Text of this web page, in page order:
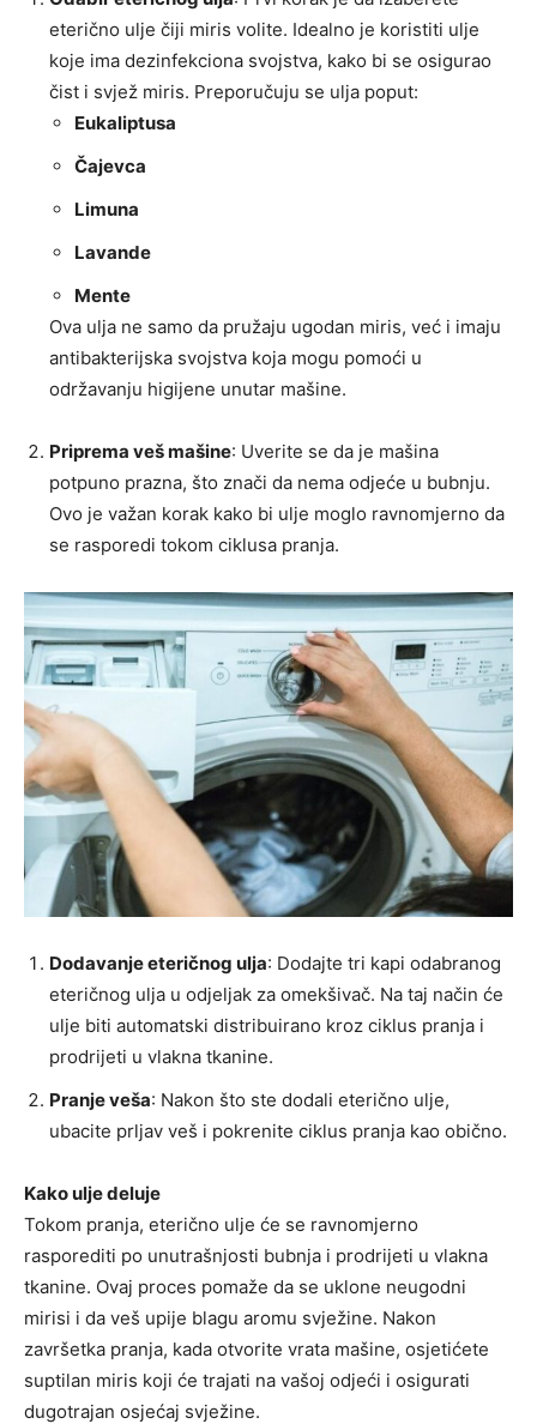
eterično ulje čiji miris volite. Idealno je koristiti ulje
koje ima dezinfekciona svojstva, kako bi se osigurao
čist i svjež miris. Preporučuju se ulja poput:
Eukaliptusa
Čajevca
Limuna
Lavande
Mente
Ova ulja ne samo da pružaju ugodan miris, već i imaju
antibakterijska svojstva koja mogu pomoći u
održavanju higijene unutar mašine.
Priprema veš mašine: Uverite se da je mašina
potpuno prazna, što znači da nema odjeće u bubnju.
Ovo je važan korak kako bi ulje moglo ravnomjerno da
se rasporedi tokom ciklusa pranja.
Dodavanje eteričnog ulja: Dodajte tri kapi odabranog
eteričnog ulja u odjeljak za omekšivač. Na taj način će
ulje biti automatski distribuirano kroz ciklus pranja i
prodrijeti u vlakna tkanine.
Pranje veša: Nakon što ste dodali eterično ulje,
ubacite prljav veš i pokrenite ciklus pranja kao obično.
Kako ulje deluje
Tokom pranja, eterično ulje će se ravnomjerno
rasporediti po unutrašnjosti bubnja i prodrijeti u vlakna
tkanine. Ovaj proces pomaže da se uklone neugodni
mirisi i da veš upije blagu aromu svježine. Nakon
završetka pranja, kada otvorite vrata mašine, osjetićete
suptilan miris koji će trajati na vašoj odjeći i osigurati
dugotrajan osjećaj svježine.